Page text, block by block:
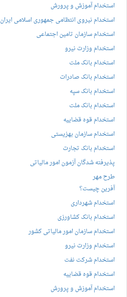
استخدام آموزش و پرورش
استخدام نیروی انتظامی جمهوری اسلامی ایران
استخدام سازمان تامین اجتماعی
استخدام وزارت نیرو
استخدام بانک ملت
استخدام بانک صادرات
استخدام بانک سپه
استخدام بانک ملت
استخدام قوه قضاییه
استخدام سازمان بهزیستی
استخدام بانک تجارت
پذیرفته شدگان آزمون امور مالیاتی
طرح مهر
آفرین چیست؟
استخدام شهرداری
استخدام بانک کشاورزی
استخدام سازمان امور مالیاتی کشور
استخدام وزارت نیرو
استخدام شرکت نفت
استخدام قوه قضاییه
استخدام آموزش و پرورش